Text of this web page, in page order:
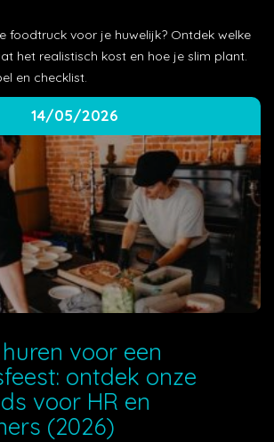
foodtruck voor je huwelijk? Ontdek welke
het realistisch kost en hoe je slim plant.
en checklist.
14/05/2026
voor een
ontdek onze
voor HR en
(2026)